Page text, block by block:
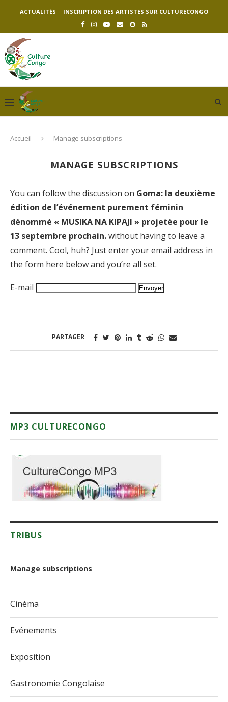
ACTUALITÉS INSCRIPTION DES ARTISTES SUR CULTURECONGO
Accueil Manage subscriptions
MANAGE SUBSCRIPTIONS
You can follow the discussion on Goma: la deuxième
édition de l’événement purement féminin
dénommé « MUSIKA NA KIPAJI » projetée pour le
13 septembre prochain.without having to leave a
comment. Cool, huh? Just enter your email address in
the form here below and you’re all set.
E-mail
PARTAGER
MP3 CULTURECONGO
TRIBUS
Manage subscriptions
Cinéma
Evénements
Exposition
Gastronomie Congolaise